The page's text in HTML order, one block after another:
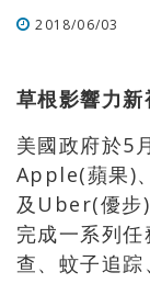
2018/06/03
草根影響力
美國政府於5
Apple(蘋果)
及Uber(優步
完成一系列
查、蚊子追踪